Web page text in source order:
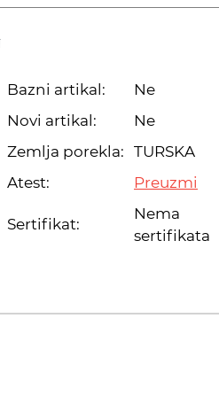
Bazni artikal:
Ne
Novi artikal:
Ne
Zemlja porekla: TURSKA
Atest:
Preuzmi
Sertifikat:
Nema
sertifikata